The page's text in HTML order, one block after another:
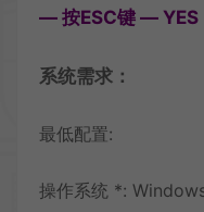
— 按ESC键 — YES
系统需求：
最低配置:
操作系统 *: